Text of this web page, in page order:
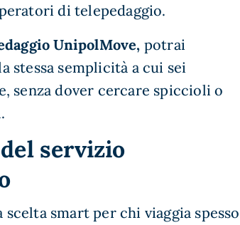
di telepedaggio.
UnipolMove, potrai
semplicità a cui sei
senza dover cercare spiccioli o
servizio
scelta smart per chi viaggia spesso